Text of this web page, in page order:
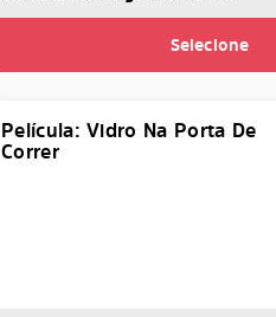
Selecione
Película: Vidro Na Porta De
Correr